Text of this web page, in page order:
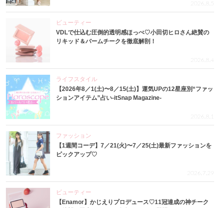
2026.8.5
ビューティー
VDLで仕込む圧倒的透明感ほっぺ♡小田切ヒロさん絶賛の
リキッド＆バームチークを徹底解剖！
2026.8.4
ライフスタイル
【2026年8／1(土)〜8／15(土)】運気UPの12星座別“ファッ
ションアイテム”占い-itSnap Magazine-
2026.8.1
ファッション
【1週間コーデ】7／21(火)〜7／25(土)最新ファッションを
ピックアップ♡
2026.7.29
ビューティー
【Enamor】かじえりプロデュース♡11冠達成の神チーク